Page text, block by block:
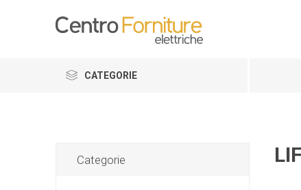
CATEGORIE
Categorie